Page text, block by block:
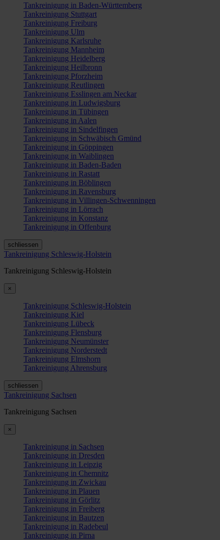
Tankreinigung in Baden-Württemberg
Tankreinigung Stuttgart
Tankreinigung Freiburg
Tankreinigung Ulm
Tankreinigung Karlsruhe
Tankreinigung Mannheim
Tankreinigung Heidelberg
Tankreinigung Heilbronn
Tankreinigung Pforzheim
Tankreinigung Reutlingen
Tankreinigung Esslingen am Neckar
Tankreinigung in Ludwigsburg
Tankreinigung in Tübingen
Tankreinigung in Aalen
Tankreinigung in Sindelfingen
Tankreinigung in Schwäbisch Gmünd
Tankreinigung in Göppingen
Tankreinigung in Waiblingen
Tankreinigung in Baden-Baden
Tankreinigung in Rastatt
Tankreinigung in Böblingen
Tankreinigung in Ravensburg
Tankreinigung in Villingen-Schwenningen
Tankreinigung in Lörrach
Tankreinigung in Konstanz
Tankreinigung in Offenburg
schliessen
Tankreinigung Schleswig-Holstein
Tankreinigung Schleswig-Holstein
×
Tankreinigung Schleswig-Holstein
Tankreinigung Kiel
Tankreinigung Lübeck
Tankreinigung Flensburg
Tankreinigung Neumünster
Tankreinigung Norderstedt
Tankreinigung Elmshorn
Tankreinigung Ahrensburg
schliessen
Tankreinigung Sachsen
Tankreinigung Sachsen
×
Tankreinigung in Sachsen
Tankreinigung in Dresden
Tankreinigung in Leipzig
Tankreinigung in Chemnitz
Tankreinigung in Zwickau
Tankreinigung in Plauen
Tankreinigung in Görlitz
Tankreinigung in Freiberg
Tankreinigung in Bautzen
Tankreinigung in Radebeul
Tankreinigung in Pirna